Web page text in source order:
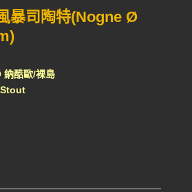
暴司陶特(Nogne Ø
酷歐/裸島